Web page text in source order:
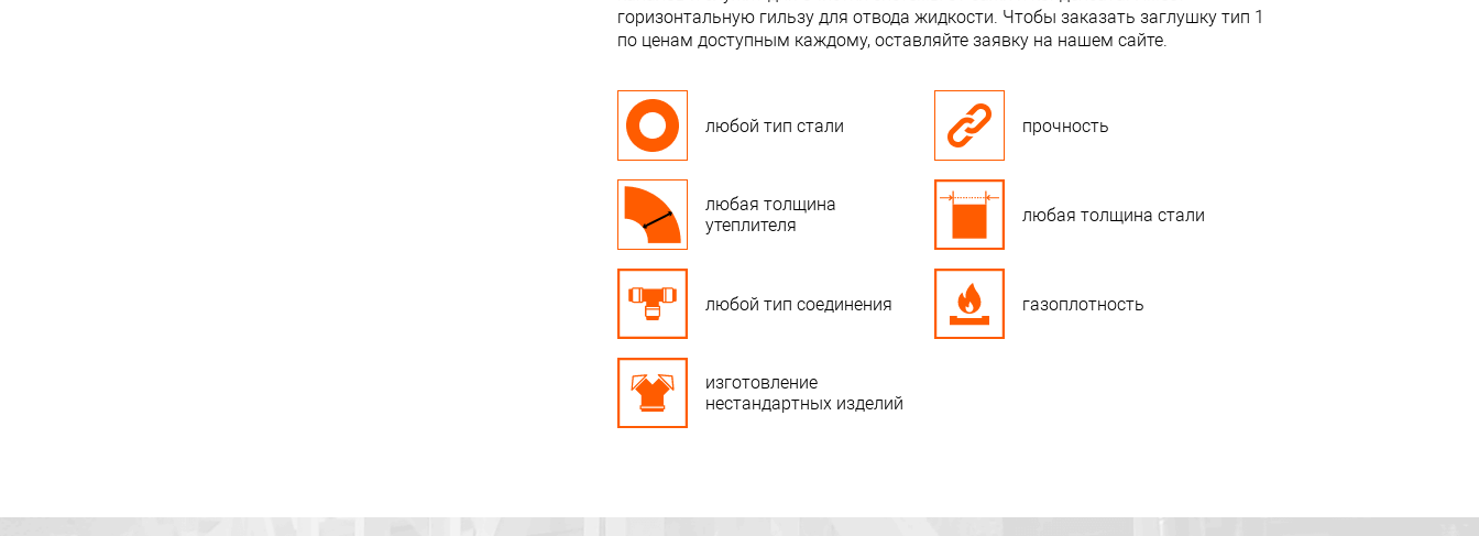
горизонтальную гильзу для отвода жидкости. Чтобы заказать заглушку тип 1
по ценам доступным каждому, оставляйте заявку на нашем сайте.
любой тип стали прочность
любая толщина
утеплителя
любая толщина стали
любой тип соединения газоплотность
изготовление
нестандартных изделий